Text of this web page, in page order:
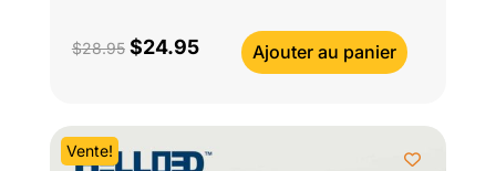
$28.95 Le
était :
$28.95.
$24.95Le
est :
$24.95.
Ajouter au panier
Vente!